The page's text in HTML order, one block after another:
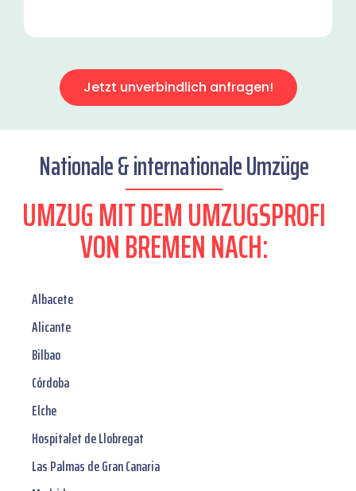
Jetzt unverbindlich anfragen!
Nationale & internationale Umzüge
UMZUG MIT DEM UMZUGSPROFI
VON BREMEN NACH:
Albacete
Alicante
Bilbao
Córdoba
Elche
Hospitalet de Llobregat
Las Palmas de Gran Canaria